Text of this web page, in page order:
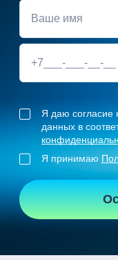
Я даю согласие
данных в
Я принимаю